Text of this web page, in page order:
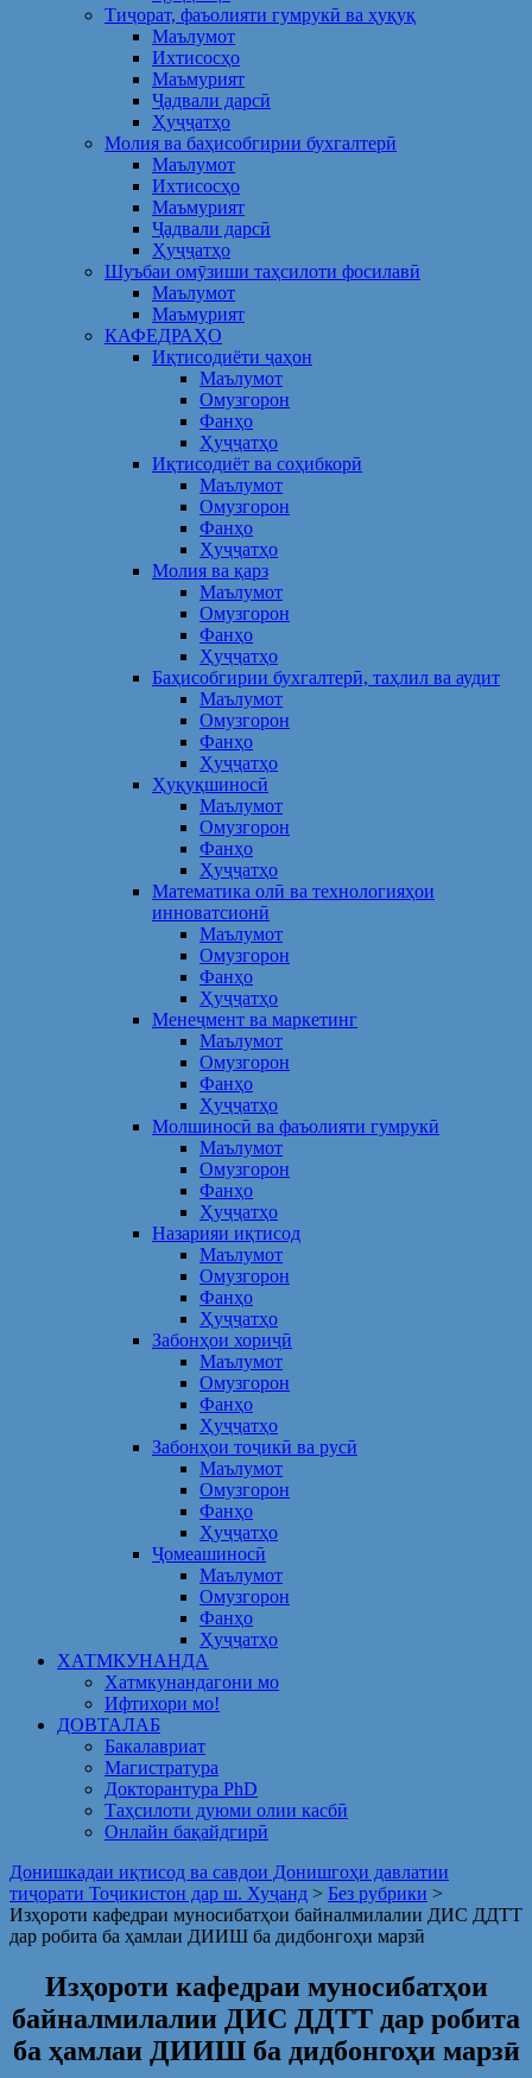
Тиҷорат, фаъолияти гумрукӣ ва ҳуқуқ
Маълумот
Ихтисосҳо
Маъмурият
Ҷадвали дарсӣ
Ҳуҷҷатҳо
Молия ва баҳисобгирии бухгалтерӣ
Маълумот
Ихтисосҳо
Маъмурият
Ҷадвали дарсӣ
Ҳуҷҷатҳо
Шуъбаи омӯзиши таҳсилоти фосилавӣ
Маълумот
Маъмурият
КАФЕДРАҲО
Иқтисодиёти ҷаҳон
Маълумот
Омузгорон
Фанҳо
Ҳуҷҷатҳо
Иқтисодиёт ва соҳибкорӣ
Маълумот
Омузгорон
Фанҳо
Ҳуҷҷатҳо
Молия ва қарз
Маълумот
Омузгорон
Фанҳо
Ҳуҷҷатҳо
Баҳисобгирии бухгалтерӣ, таҳлил ва аудит
Маълумот
Омузгорон
Фанҳо
Ҳуҷҷатҳо
Ҳуқуқшиносӣ
Маълумот
Омузгорон
Фанҳо
Ҳуҷҷатҳо
Математика олӣ ва технологияҳои
инноватсионӣ
Маълумот
Омузгорон
Фанҳо
Ҳуҷҷатҳо
Менеҷмент ва маркетинг
Маълумот
Омузгорон
Фанҳо
Ҳуҷҷатҳо
Молшиносӣ ва фаъолияти гумрукӣ
Маълумот
Омузгорон
Фанҳо
Ҳуҷҷатҳо
Назарияи иқтисод
Маълумот
Омузгорон
Фанҳо
Ҳуҷҷатҳо
Забонҳои хориҷӣ
Маълумот
Омузгорон
Фанҳо
Ҳуҷҷатҳо
Забонҳои тоҷикӣ ва русӣ
Маълумот
Омузгорон
Фанҳо
Ҳуҷҷатҳо
Ҷомеашиносӣ
Маълумот
Омузгорон
Фанҳо
Ҳуҷҷатҳо
ХАТМКУНАНДА
Хатмкунандагони мо
Ифтихори мо!
ДОВТАЛАБ
Бакалавриат
Магистратура
Докторантура PhD
Таҳсилоти дуюми олии касбӣ
Онлайн бақайдгирӣ
Донишкадаи иқтисод ва савдои Донишгоҳи давлатии
тиҷорати Тоҷикистон дар ш. Хуҷанд > Без рубрики >
Изҳороти кафедраи муносибатҳои байналмилалии ДИС ДДТТ
дар робита ба ҳамлаи ДИИШ ба дидбонгоҳи марзӣ
Изҳороти кафедраи муносибатҳои
байналмилалии ДИС ДДТТ дар робита
ба ҳамлаи ДИИШ ба дидбонгоҳи марзӣ